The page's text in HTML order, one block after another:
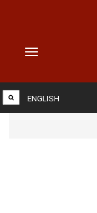
Toggle
ENGLISH